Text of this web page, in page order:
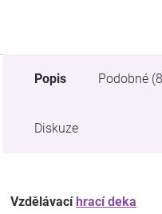
Popis Podobné
Diskuze
Vzdělávacíhrací deka